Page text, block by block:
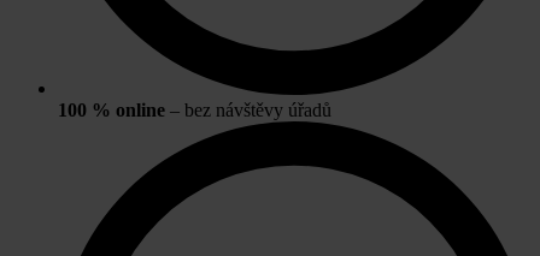
100 % online – bez návštěvy úřadů